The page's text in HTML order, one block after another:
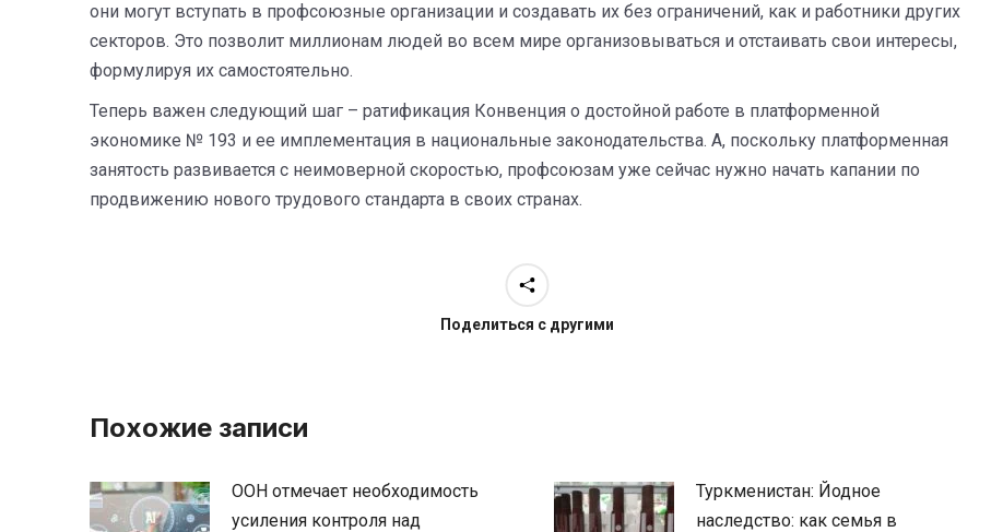
они могут вступать в профсоюзные организации и создавать их без ограничений, как и работники других
секторов. Это позволит миллионам людей во всем мире организовываться и отстаивать свои интересы,
формулируя их самостоятельно.
Теперь важен следующий шаг – ратификация Конвенция о достойной работе в платформенной
экономике № 193 и ее имплементация в национальные законодательства. А, поскольку платформенная
занятость развивается с неимоверной скоростью, профсоюзам уже сейчас нужно начать капании по
продвижению нового трудового стандарта в своих странах.
Поделиться с другими
Похожие записи
ООН отмечает необходимость
усиления контроля над
Туркменистан: Йодное
наследство: как семья в